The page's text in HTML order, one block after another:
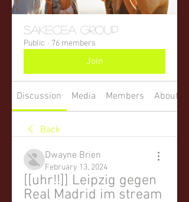
sakecea Group
Public · 76 members
Join
Discussion Media Members About
Back
Dwayne Brien
February 13, 2024
[[uhr!!]] Leipzig gegen
Real Madrid im stream